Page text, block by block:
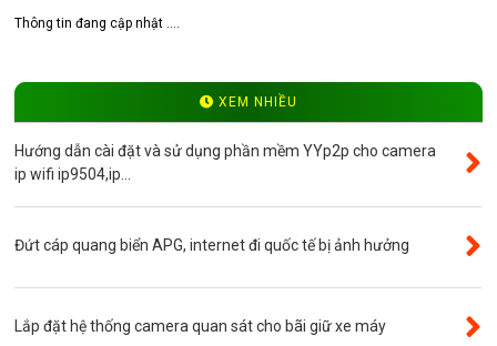
Đầu ghi camera WinTech
Máy bộ đàm
Bảng giá
Phụ kiện camera
Thông tin đang cập nhật ....
XEM NHIỀU
Hướng dẫn cài đặt và sử dụng phần mềm YYp2p cho camera
ip wifi ip9504,ip...
Đứt cáp quang biển APG, internet đi quốc tế bị ảnh hưởng
Lắp đặt hệ thống camera quan sát cho bãi giữ xe máy